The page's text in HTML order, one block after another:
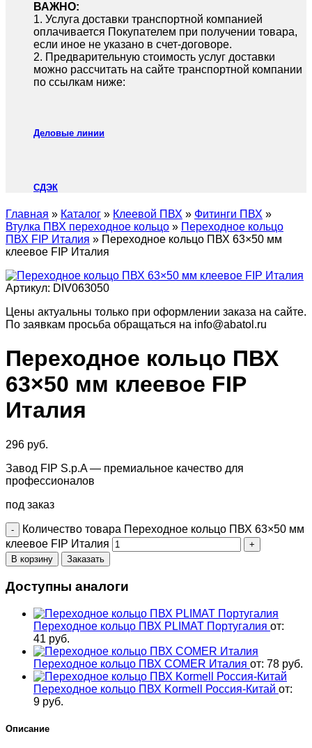
ВАЖНО:
1.⁠ ⁠Услуга доставки транспортной компанией
оплачивается Покупателем при получении товара,
если иное не указано в счет-договоре.
2.⁠ ⁠Предварительную стоимость услуг доставки
можно рассчитать на сайте транспортной компании
по ссылкам ниже:
Деловые линии
СДЭК
Главная » Каталог » Клеевой ПВХ » Фитинги ПВХ »
Втулка ПВХ переходное кольцо » Переходное кольцо
ПВХ FIP Италия » Переходное кольцо ПВХ 63×50 мм
клеевое FIP Италия
Артикул: DIV063050
Цены актуальны только при оформлении заказа на сайте.
По заявкам просьба обращаться на info@abatol.ru
Переходное кольцо ПВХ
63×50 мм клеевое FIP
Италия
296 руб.
Завод FIP S.p.A — премиальное качество для
профессионалов
под заказ
Количество товара Переходное кольцо ПВХ 63×50 мм
клеевое FIP Италия
В корзину Заказать
Доступны аналоги
Переходное кольцо ПВХ PLIMAT Португалия от:
41 руб.
Переходное кольцо ПВХ COMER Италия от: 78 руб.
Переходное кольцо ПВХ Kormell Россия-Китай от:
9 руб.
Описание